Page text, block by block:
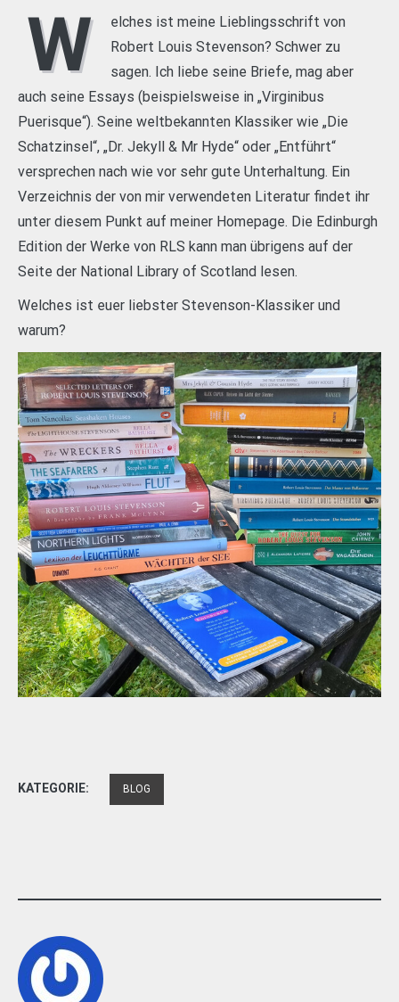
W
elches ist meine Lieblingsschrift von
Robert Louis Stevenson? Schwer zu
sagen. Ich liebe seine Briefe, mag aber
auch seine Essays (beispielsweise in „Virginibus
Puerisque“). Seine weltbekannten Klassiker wie „Die
Schatzinsel“, „Dr. Jekyll & Mr Hyde“ oder „Entführt“
versprechen nach wie vor sehr gute Unterhaltung. Ein
Verzeichnis der von mir verwendeten Literatur findet ihr
unter diesem Punkt auf meiner Homepage. Die Edinburgh
Edition der Werke von RLS kann man übrigens auf der
Seite der National Library of Scotland lesen.
Welches ist euer liebster Stevenson-Klassiker und
warum?
KATEGORIE: BLOG